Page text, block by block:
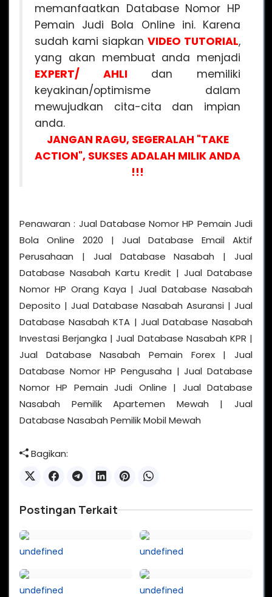
memanfaatkan Database Nomor HP
Pemain Judi Bola Online ini. Karena
sudah kami siapkan VIDEO TUTORIAL,
yang akan membuat anda menjadi
EXPERT/ AHLI dan memiliki
keyakinan/optimisme dalam
mewujudkan cita-cita dan impian
anda.
JANGAN RAGU, SEGERALAH "TAKE
ACTION", SUKSES ADALAH MILIK ANDA
!!!
Penawaran : Jual Database Nomor HP Pemain Judi
Bola Online 2020 | Jual Database Email Aktif
Perusahaan | Jual Database Nasabah | Jual
Database Nasabah Kartu Kredit | Jual Database
Nomor HP Orang Kaya | Jual Database Nasabah
Deposito | Jual Database Nasabah Asuransi | Jual
Database Nasabah KTA | Jual Database Nasabah
Investasi Berjangka | Jual Database Nasabah KPR |
Jual Database Nasabah Pemain Forex | Jual
Database Nomor HP Pengusaha | Jual Database
Nomor HP Pemain Judi Online | Jual Database
Nasabah Pemilik Apartemen Mewah | Jual
Database Nasabah Pemilik Mobil Mewah
Bagikan:
Postingan Terkait
undefined undefined
undefined undefined